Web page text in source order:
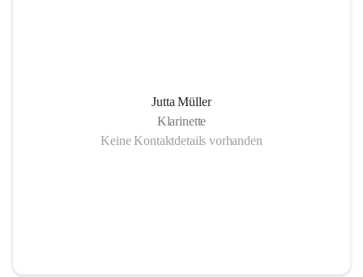
Jutta Müller
Klarinette
Keine Kontaktdetails vorhanden